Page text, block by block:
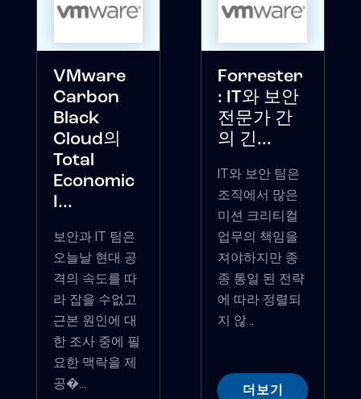
VMware
Carbon
Black
Cloud의
Total
Economic
I...
보안과 IT 팀은
오늘날 현대 공
격의 속도를 따
라 잡을 수없고
근본 원인에 대
한 조사 중에 필
요한 맥락을 제
공�...
Forrester
: IT와 보안
전문가 간
의 긴...
IT와 보안 팀은
조직에서 많은
미션 크리티컬
업무의 책임을
져야하지만 종
종 통일 된 전략
에 따라 정렬되
지 않...
더보기